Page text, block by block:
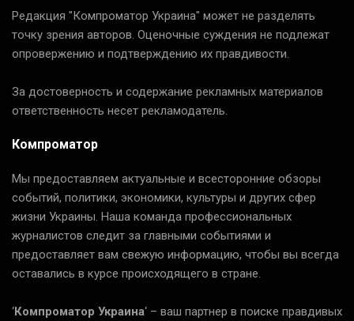
Редакция "Компроматор Украина" может не разделять
точку зрения авторов. Оценочные суждения не подлежат
опровержению и подтверждению их правдивости.
За достоверность и содержание рекламных материалов
ответственность несет рекламодатель.
Компроматор
Мы предоставляем актуальные и всесторонние обзоры
событий, политики, экономики, культуры и других сфер
жизни Украины. Наша команда профессиональных
журналистов следит за главными событиями и
предоставляет вам свежую информацию, чтобы вы всегда
оставались в курсе происходящего в стране.
‘Компроматор Украина‘ – ваш партнер в поиске правдивых